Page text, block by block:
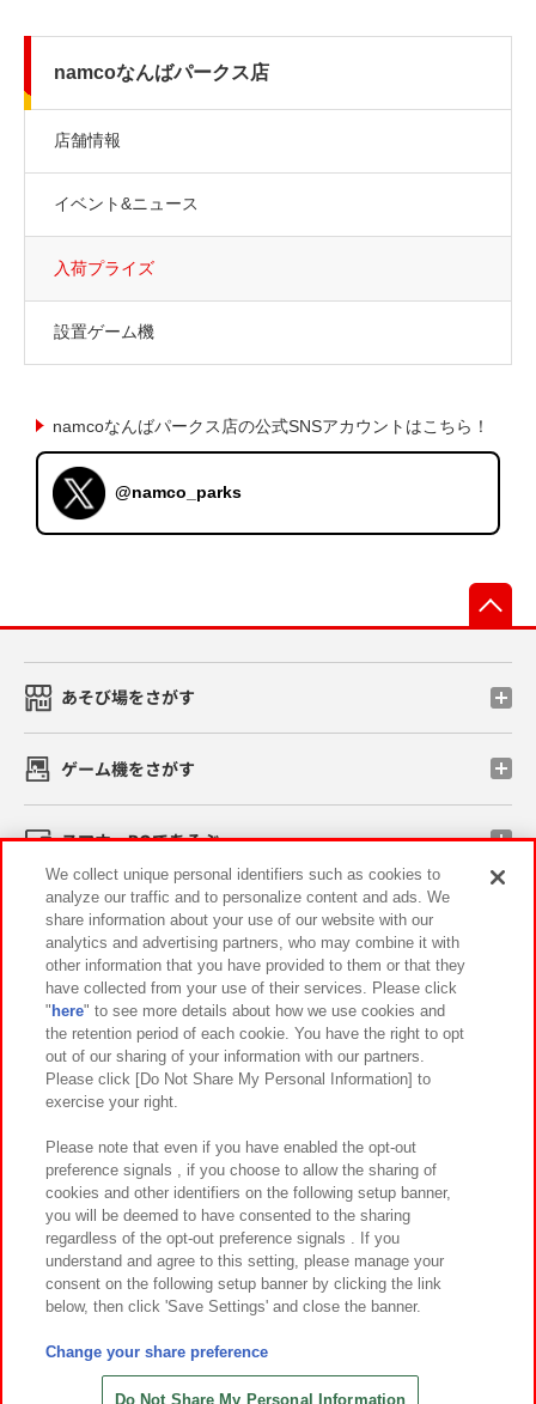
namcoなんばパークス店
店舗情報
イベント&ニュース
入荷プライズ
設置ゲーム機
namcoなんばパークス店の公式SNSアカウントはこちら！
@namco_parks
あそび場をさがす
ゲーム機をさがす
スマホ・PCであそぶ
イベント・キャンペーン
関連会社 サステナビリティ サイトポリシー
プライバシーポリシー ウェブアクセシビリティ方針と検証結果
お取引先さまとともに
カスタマーハラスメント対応方針 よくあるご質問・お問い合わせ
©Bandai Namco Amusement Inc.
©Bandai Namco Amusement Lab Inc.
©HANAYASHIKI Co., Ltd. All Rights Reserved.
We collect unique personal identifiers such as cookies to
analyze our traffic and to personalize content and ads. We
share information about your use of our website with our
analytics and advertising partners, who may combine it with
other information that you have provided to them or that they
have collected from your use of their services. Please click
" here" to see more details about how we use cookies and
the retention period of each cookie. You have the right to opt
out of our sharing of your information with our partners.
Please click [Do Not Share My Personal Information] to
exercise your right.
Please note that even if you have enabled the opt-out
preference signals , if you choose to allow the sharing of
cookies and other identifiers on the following setup banner,
you will be deemed to have consented to the sharing
regardless of the opt-out preference signals . If you
understand and agree to this setting, please manage your
consent on the following setup banner by clicking the link
below, then click 'Save Settings' and close the banner.
Change your share preference
Do Not Share My Personal Information